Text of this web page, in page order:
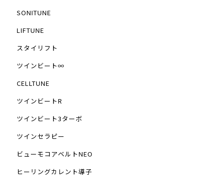
SONITUNE
LIFTUNE
スタイリフト
ツインビート∞
CELLTUNE
ツインビートR
ツインビート3ターボ
ツインセラピー
ビューモコアベルトNEO
ヒーリングカレント導子